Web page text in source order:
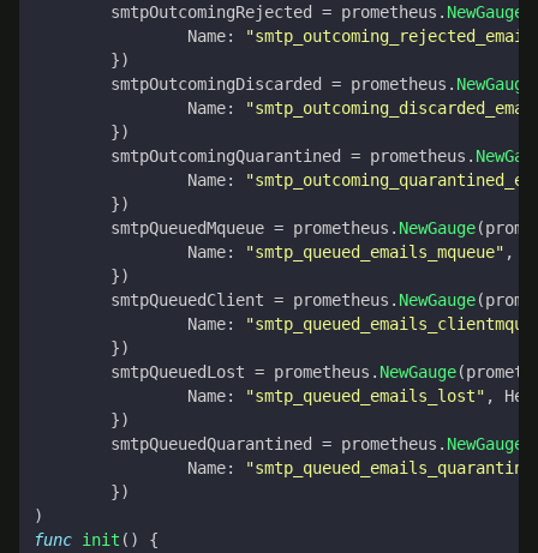
smtpOutcomingRejected
= prometheus . NewGauge
Name:
})
smtpOutcomingDiscarded
= prometheus . NewGauge
Name:
})
smtpOutcomingQuarantined
= prometheus .
Name:
})
smtpQueuedMqueue = prometheus . NewGauge(
Name: "smtp_queued_emails_mqueue" ,
})
smtpQueuedClient = prometheus . NewGauge(
Name:
})
smtpQueuedLost = prometheus . NewGauge(
Name: "smtp_queued_emails_lost" ,
})
smtpQueuedQuarantined
= prometheus . NewGauge
Name:
})
)
func init ()
{